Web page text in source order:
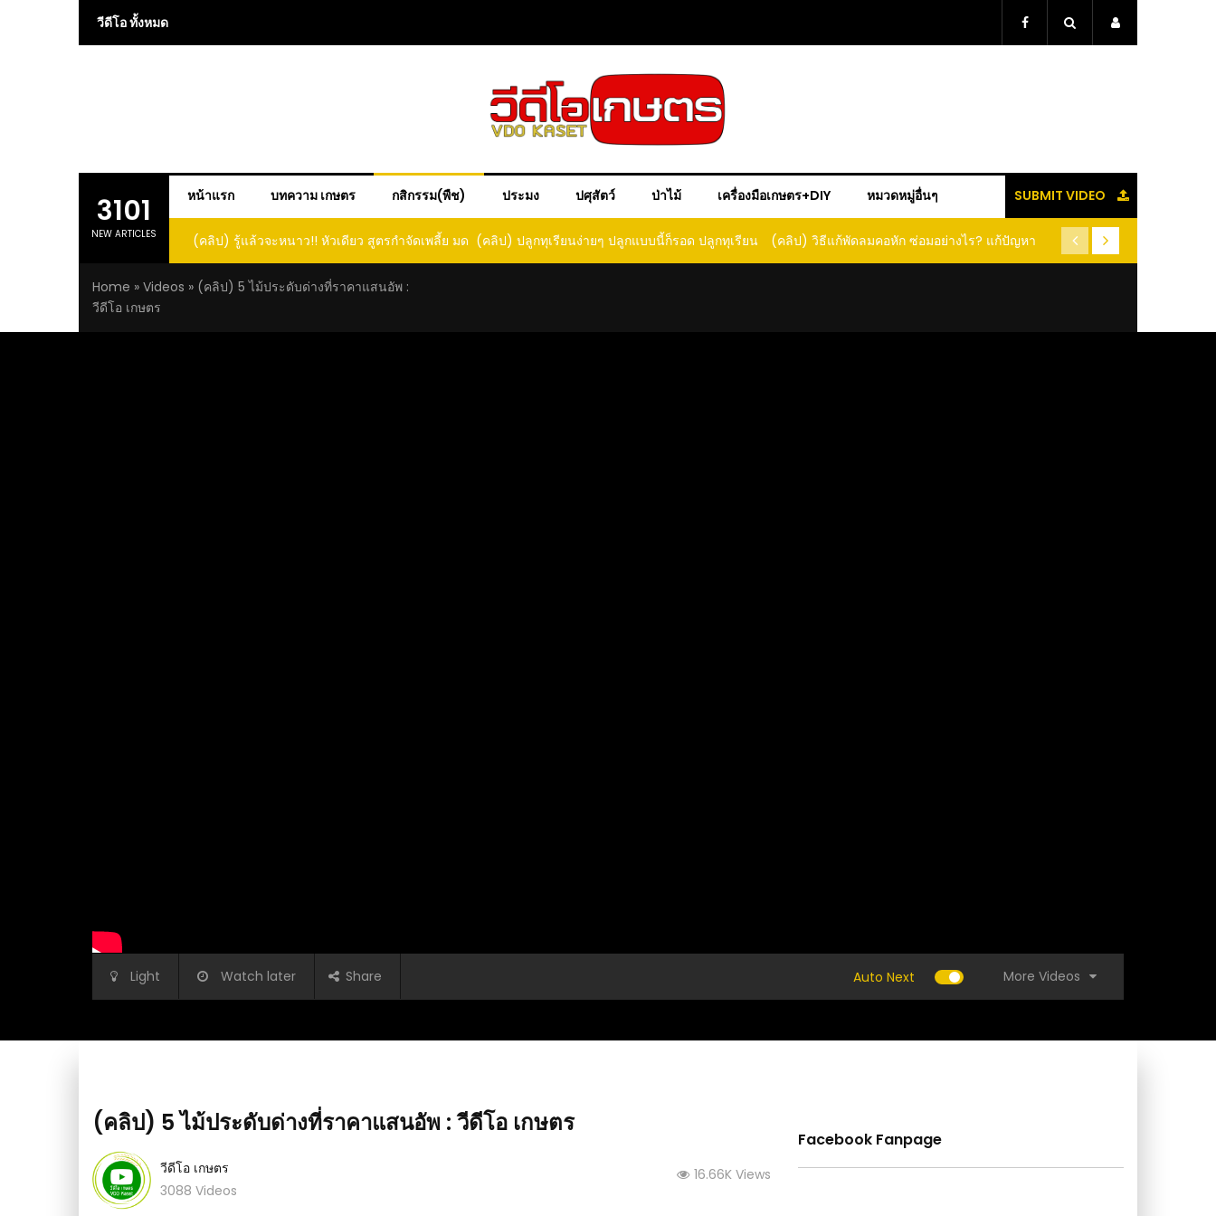
วีดีโอ ทั้งหมด
3101
NEW ARTICLES
หน้าแรก บทความ เกษตร กสิกรรม(พืช) ประมง ปศุสัตว์ ป่าไม้ เครื่องมือเกษตร+DIY หมวดหมู่อื่นๆ SUBMIT VIDEO
ว!! หัวเดียว สูตรกำจัดเพลี้ย มด
(คลิป) ปลูกทุเรียนง่ายๆ ปลูกแบบนี้ก็รอด ปลูกทุเรียน
ต้นคู่ แบบเสียบยอดและเมล็ด
(คลิป) วิธีแก้พัดลมคอหัก ซ่อมอย่างไร? แก้ปัญหา
พัดลมคอตก
(คลิป) วิธีแกะเม็ดข้าวโพด แบบง่ายๆ ใน 1 นาที ได้
เม็ดสวยเต็มเม็ด ไม่ต้องฝานให้เสียเนื้อ เสียเวลา
(คลิป) วิธีเก็บกระเทียม แบบ
หอมฟุ้ง สีสวยเหมือนเดิม ฉัน
Home » Videos » (คลิป) 5​ ไม้ประดับด่างที่ราคาแสนอัพ :
วีดีโอ เกษตร
Light Watch later Share Auto Next More Videos
ด ง่ายๆ by พ่อใหญ่
(คลิป) เตาเผาถ่านพื้นราบ นอนเพลินจนลืมปิดเตาถ่าน
(คลิป) 5​ ไม้ประดับด่างที่ราคาแสนอัพ : วีดีโอ เกษตร
วีดีโอ เกษตร
3088 Videos
16.66K Views
Facebook Fanpage